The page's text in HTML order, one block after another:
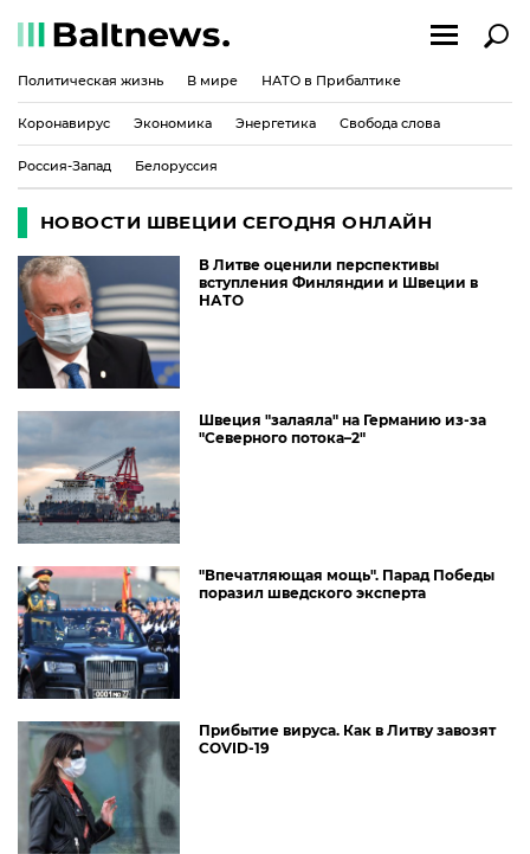
Политическая жизнь В мире НАТО в Прибалтике
Коронавирус Экономика Энергетика Свобода слова
Россия-Запад Белоруссия
НОВОСТИ ШВЕЦИИ СЕГОДНЯ ОНЛАЙН
В Литве оценили перспективы
вступления Финляндии и Швеции в
НАТО
Швеция "залаяла" на Германию из-за
"Северного потока–2"
"Впечатляющая мощь". Парад Победы
поразил шведского эксперта
Прибытие вируса. Как в Литву завозят
COVID-19